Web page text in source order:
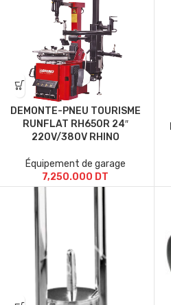
DEMONTE-PNEU TOURISME
RUNFLAT RH650R 24″
220V/380V RHINO
Équipement de garage
7,250.000 DT